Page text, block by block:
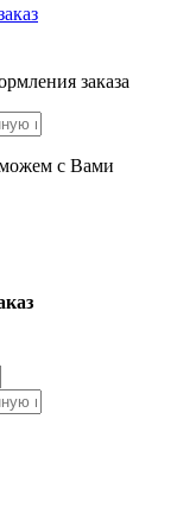
заказа
с Вами